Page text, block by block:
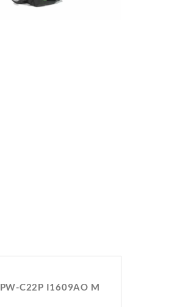
PW-C22P I1609AO M